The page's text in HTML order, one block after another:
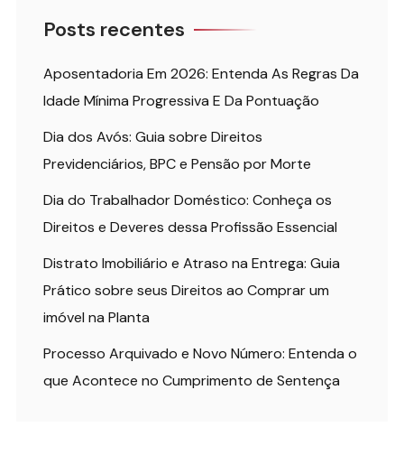
Posts recentes
Aposentadoria Em 2026: Entenda As Regras Da
Idade Mínima Progressiva E Da Pontuação
Dia dos Avós: Guia sobre Direitos
Previdenciários, BPC e Pensão por Morte
Dia do Trabalhador Doméstico: Conheça os
Direitos e Deveres dessa Profissão Essencial
Distrato Imobiliário e Atraso na Entrega: Guia
Prático sobre seus Direitos ao Comprar um
imóvel na Planta
Processo Arquivado e Novo Número: Entenda o
que Acontece no Cumprimento de Sentença